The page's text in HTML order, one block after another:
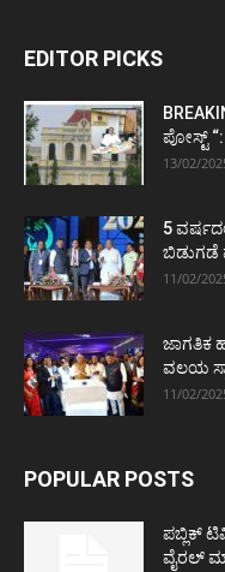
EDITOR PICKS
ಪೋಸ್ಟ್‌
13/02/
5
ಬಿಡುಗಡೆ
11/02/
ಜಾಗತಿಕ
ವಲಯ
11/02/
POPULAR POSTS
ಪಬ್ಲಿಕ್
ವೈರಲ್